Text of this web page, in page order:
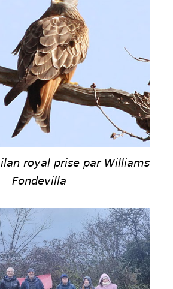
royal prise par Williams
Fondevilla